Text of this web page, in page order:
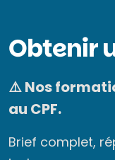
Obtenir
⚠️ Nos
au CPF.
Brief complet,